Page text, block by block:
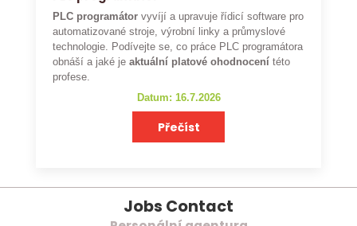
PLC programátor vyvíjí a upravuje řídicí software pro
automatizované stroje, výrobní linky a průmyslové
technologie. Podívejte se, co práce PLC programátora
obnáší a jaké je aktuální platové ohodnocení této
profese.
Datum: 16.7.2026
Přečíst
Jobs Contact